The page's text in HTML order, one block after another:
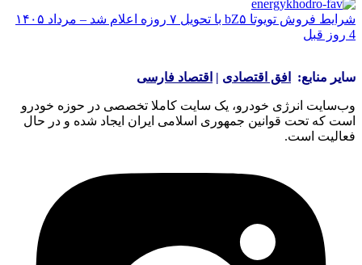
شرایط فروش تویوتا bZ۵ با تحویل ۷ روزه اعلام شد – مرداد ۱۴۰۵
4 روز قبل
سایر منابع: افق اقتصادی | اقتصاد فارسی
وب‌سایت انرژی خودرو، یک سایت کاملا تخصصی در حوزه خودرو
است که تحت قوانین جمهوری اسلامی ایران ایجاد شده و در حال
فعالیت است.